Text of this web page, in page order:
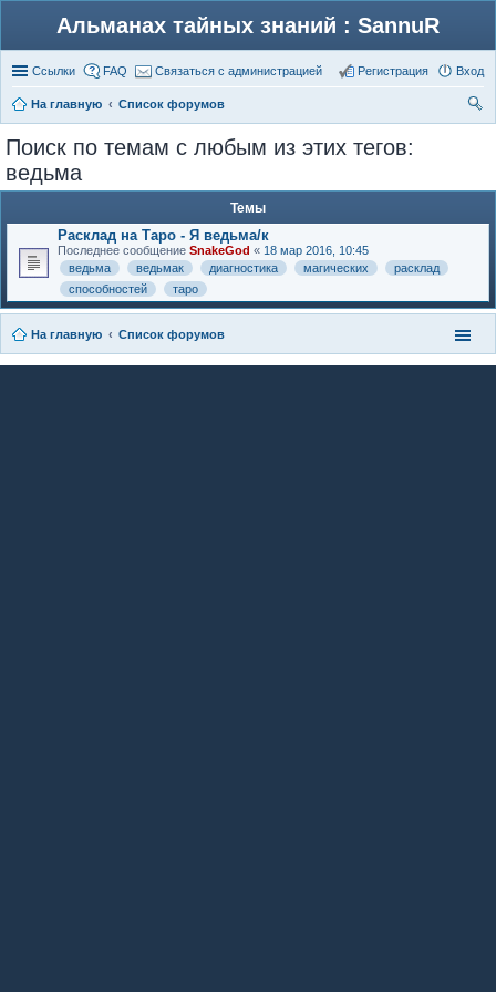
Альманах тайных знаний : SannuR
Ссылки FAQ Связаться с администрацией Вход
Регистрация
На главную
Список форумов
Поиск по темам с любым из этих тегов:
ведьма
Темы
Расклад на Таро - Я ведьма/к
Последнее сообщение SnakeGod « 18 мар 2016, 10:45
ведьма
ведьмак диагностика магических
расклад
способностей
таро
На главную Список форумов